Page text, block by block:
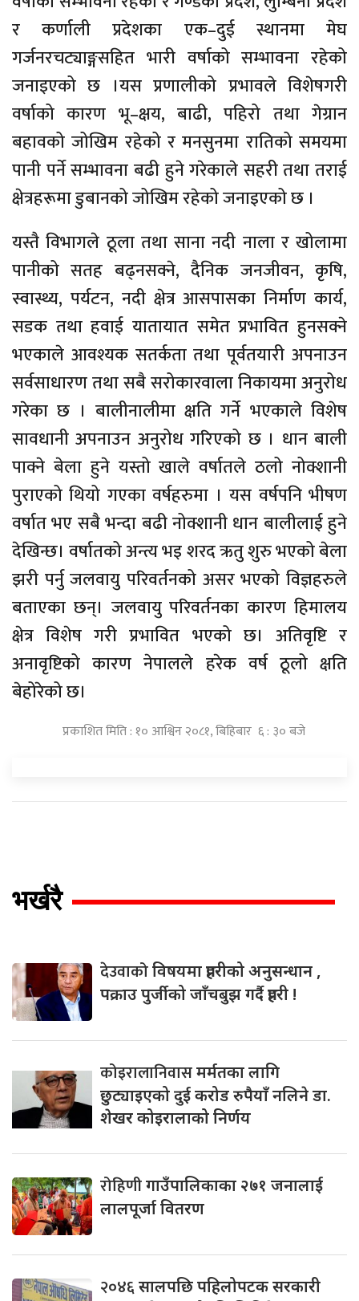
र कर्णाली प्रदेशका एक–दुई स्थानमा मेघ
गर्जनरचट्याङ्गसहित भारी वर्षाको सम्भावना रहेको
जनाइएको छ ।यस प्रणालीको प्रभावले विशेषगरी
वर्षाको कारण भू–क्षय, बाढी, पहिरो तथा गेग्रान
बहावको जोखिम रहेको र मनसुनमा रातिको समयमा
पानी पर्ने सम्भावना बढी हुने गरेकाले सहरी तथा तराई
क्षेत्रहरूमा डुबानको जोखिम रहेको जनाइएको छ ।
यस्तै विभागले ठूला तथा साना नदी नाला र खोलामा
पानीको सतह बढ्नसक्ने, दैनिक जनजीवन, कृषि,
स्वास्थ्य, पर्यटन, नदी क्षेत्र आसपासका निर्माण कार्य,
सडक तथा हवाई यातायात समेत प्रभावित हुनसक्ने
भएकाले आवश्यक सतर्कता तथा पूर्वतयारी अपनाउन
सर्वसाधारण तथा सबै सरोकारवाला निकायमा अनुरोध
गरेका छ । बालीनालीमा क्षति गर्ने भएकाले विशेष
सावधानी अपनाउन अनुरोध गरिएको छ । धान बाली
पाक्ने बेला हुने यस्तो खाले वर्षातले ठलो नोक्शानी
पुराएको थियो गएका वर्षहरुमा । यस वर्षपनि भीषण
वर्षात भए सबै भन्दा बढी नोक्शानी धान बालीलाई हुने
देखिन्छ। वर्षातको अन्त्य भइ शरद ऋतु शुरु भएको बेला
झरी पर्नु जलवायु परिवर्तनको असर भएको विज्ञहरुले
बताएका छन्। जलवायु परिवर्तनका कारण हिमालय
क्षेत्र विशेष गरी प्रभावित भएको छ। अतिवृष्टि र
अनावृष्टिको कारण नेपालले हरेक वर्ष ठूलो क्षति
बेहोरेको छ।
प्रकाशित मिति : १० आश्विन २०८१, बिहिबार ६ : ३० बजे
भर्खरै
देउवाकोविषयमा प्रहरीको अनुसन्धान ,
पक्राउ पुर्जीको जाँचबुझ गर्दै प्रहरी !
कोइरालानिवासमर्मतका लागि
छुट्याइएको दुई करोड रुपैयाँ नलिने डा.
शेखर कोइरालाको निर्णय
रोहिणीगाउँपालिकाका २७१ जनालाई
लालपूर्जा वितरण
२०४६सालपछि पहिलोपटक सरकारी